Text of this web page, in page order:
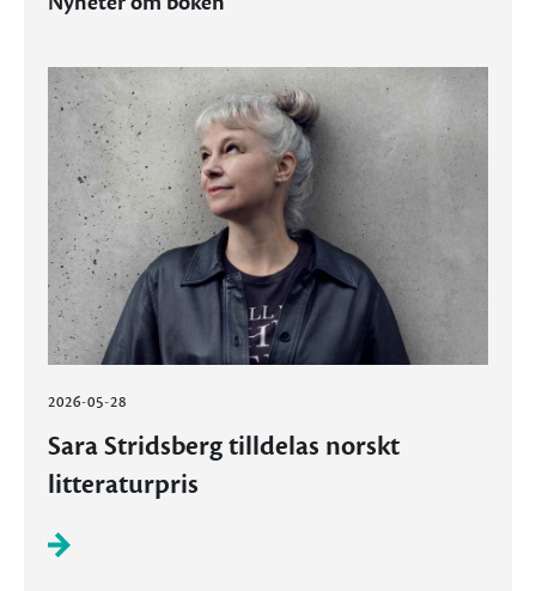
2026-05-28
Sara Stridsberg tilldelas norskt
litteraturpris